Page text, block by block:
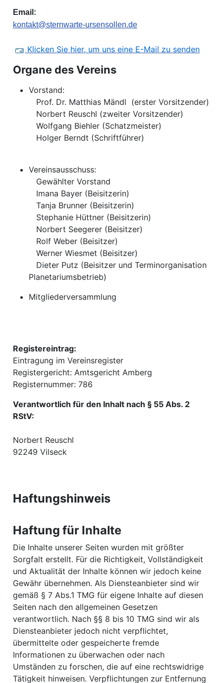
Email:
kontakt@sternwarte-ursensollen.de
Klicken Sie hier, um uns eine E-Mail zu senden
Organe des Vereins
Vorstand:
Prof. Dr. Matthias Mändl (erster Vorsitzender)
Norbert Reuschl (zweiter Vorsitzender)
Wolfgang Biehler (Schatzmeister)
Holger Berndt (Schriftführer)
Vereinsausschuss:
Gewählter Vorstand
Imana Bayer (Beisitzerin)
Tanja Brunner (Beisitzerin)
Stephanie Hüttner (Beisitzerin)
Norbert Seegerer (Beisitzer)
Rolf Weber (Beisitzer)
Werner Wiesmet (Beisitzer)
Dieter Putz (Beisitzer und Terminorganisation
Planetariumsbetrieb)
Mitgliederversammlung
Registereintrag:
Eintragung im Vereinsregister
Registergericht: Amtsgericht Amberg
Registernummer: 786
Verantwortlich für den Inhalt nach § 55 Abs. 2
RStV:
Norbert Reuschl
92249 Vilseck
Haftungshinweis
Haftung für Inhalte
Die Inhalte unserer Seiten wurden mit größter
Sorgfalt erstellt. Für die Richtigkeit, Vollständigkeit
und Aktualität der Inhalte können wir jedoch keine
Gewähr übernehmen. Als Diensteanbieter sind wir
gemäß § 7 Abs.1 TMG für eigene Inhalte auf diesen
Seiten nach den allgemeinen Gesetzen
verantwortlich. Nach §§ 8 bis 10 TMG sind wir als
Diensteanbieter jedoch nicht verpflichtet,
übermittelte oder gespeicherte fremde
Informationen zu überwachen oder nach
Umständen zu forschen, die auf eine rechtswidrige
Tätigkeit hinweisen. Verpflichtungen zur Entfernung